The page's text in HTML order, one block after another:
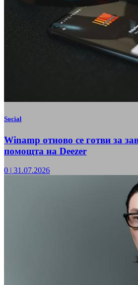
Social
Winamp отново се готви за
помощта на Deezer
0 | 31.07.2026